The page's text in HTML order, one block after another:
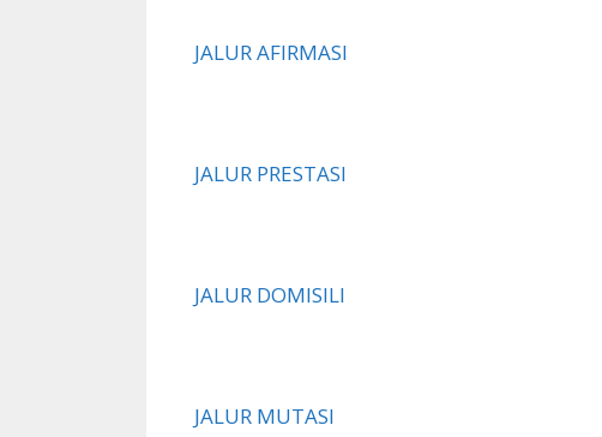
JALUR AFIRMASI
JALUR PRESTASI
JALUR DOMISILI
JALUR MUTASI